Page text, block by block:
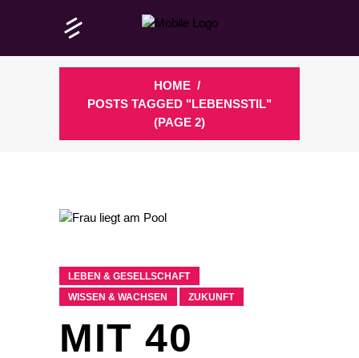
HOME /
POSTS TAGGED "LEBENSSTIL"
(PAGE 2)
LEBEN & GESELLSCHAFT
WISSEN & WACHSEN
ZUKUNFT
MIT 40